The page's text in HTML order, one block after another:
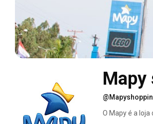
Mapy
O Mapy é a